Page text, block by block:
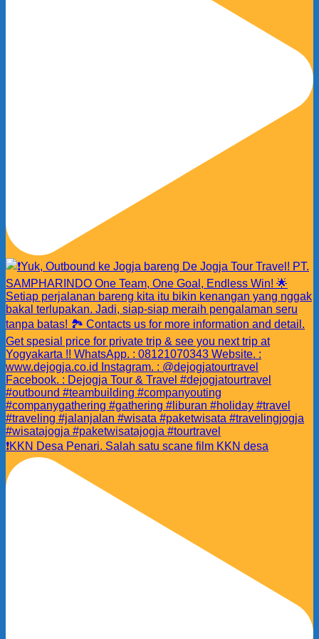
❗️KKN Desa Penari. Salah satu scane film KKN desa